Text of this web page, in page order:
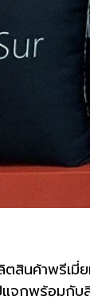
สินค้าพรีเมี่
จกพร้อมกับ